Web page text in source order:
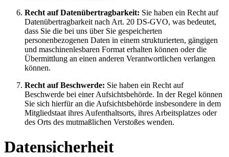
Recht auf Datenübertragbarkeit: Sie haben ein Recht auf
Datenübertragbarkeit nach Art. 20 DS-GVO, was bedeutet,
dass Sie die bei uns über Sie gespeicherten
personenbezogenen Daten in einem strukturierten, gängigen
und maschinenlesbaren Format erhalten können oder die
Übermittlung an einen anderen Verantwortlichen verlangen
können.
Recht auf Beschwerde: Sie haben ein Recht auf
Beschwerde bei einer Aufsichtsbehörde. In der Regel können
Sie sich hierfür an die Aufsichtsbehörde insbesondere in dem
Mitgliedstaat ihres Aufenthaltsorts, ihres Arbeitsplatzes oder
des Orts des mutmaßlichen Verstoßes wenden.
Datensicherheit